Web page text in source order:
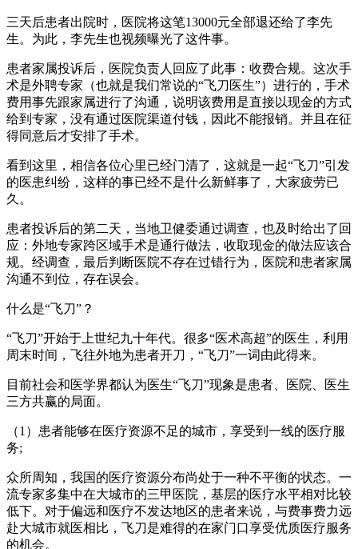
三天后患者出院时，医院将这笔13000元全部退还给了李先
生。为此，李先生也视频曝光了这件事。
患者家属投诉后，医院负责人回应了此事：收费合规。这次手
术是外聘专家（也就是我们常说的“飞刀医生”）进行的，手术
费用事先跟家属进行了沟通，说明该费用是直接以现金的方式
给到专家，没有通过医院渠道付钱，因此不能报销。并且在征
得同意后才安排了手术。
看到这里，相信各位心里已经门清了，这就是一起“飞刀”引发
的医患纠纷，这样的事已经不是什么新鲜事了，大家疲劳已
久。
患者投诉后的第二天，当地卫健委通过调查，也及时给出了回
应：外地专家跨区域手术是通行做法，收取现金的做法应该合
规。经调查，最后判断医院不存在过错行为，医院和患者家属
沟通不到位，存在误会。
什么是“飞刀”？
“飞刀”开始于上世纪九十年代。很多“医术高超”的医生，利用
周末时间，飞往外地为患者开刀，“飞刀”一词由此得来。
目前社会和医学界都认为医生“飞刀”现象是患者、医院、医生
三方共赢的局面。
（1）患者能够在医疗资源不足的城市，享受到一线的医疗服
务;
众所周知，我国的医疗资源分布尚处于一种不平衡的状态。一
流专家多集中在大城市的三甲医院，基层的医疗水平相对比较
低下。对于偏远和医疗不发达地区的患者来说，与费事费力远
赴大城市就医相比，飞刀是难得的在家门口享受优质医疗服务
的机会。